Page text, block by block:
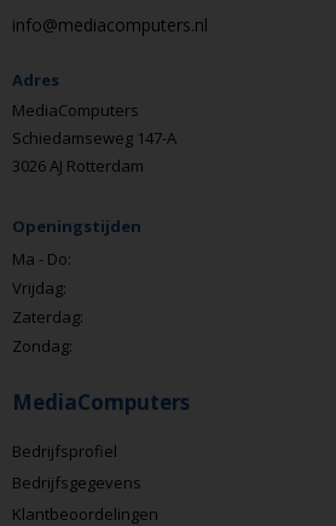
info@mediacomputers.nl
Adres
MediaComputers
Schiedamseweg 147-A
3026 AJ Rotterdam
Openingstijden
Ma - Do:
Vrijdag:
Zaterdag:
Zondag:
MediaComputers
Bedrijfsprofiel
Bedrijfsgegevens
Klantbeoordelingen